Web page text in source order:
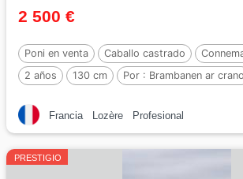
2 500 €
Poni en venta Caballo castrado
2 años
130 cm Por : Brambanen ar crano
Francia Lozère Profesional
PRESTIGIO